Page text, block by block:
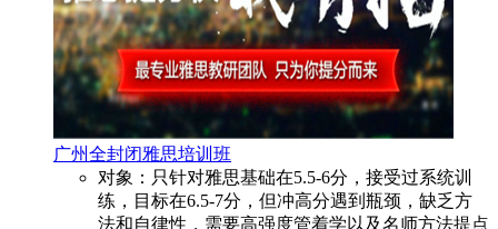
广州全封闭雅思培训班
对象：只针对雅思基础在5.5-6分，接受过系统训
练，目标在6.5-7分，但冲高分遇到瓶颈，缺乏方
法和自律性，需要高强度管着学以及名师方法提点